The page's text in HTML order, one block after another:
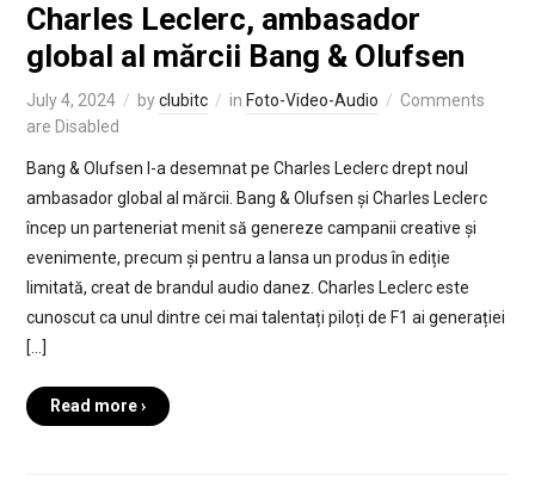
Charles Leclerc, ambasador
global al mărcii Bang & Olufsen
July 4, 2024 byclubitc in Foto-Video-Audio
Comments
are Disabled
Bang & Olufsen l-a desemnat pe Charles Leclerc drept noul
ambasador global al mărcii. Bang & Olufsen și Charles Leclerc
încep un parteneriat menit să genereze campanii creative și
evenimente, precum și pentru a lansa un produs în ediție
limitată, creat de brandul audio danez. Charles Leclerc este
cunoscut ca unul dintre cei mai talentați piloți de F1 ai generației
[…]
Read more ›